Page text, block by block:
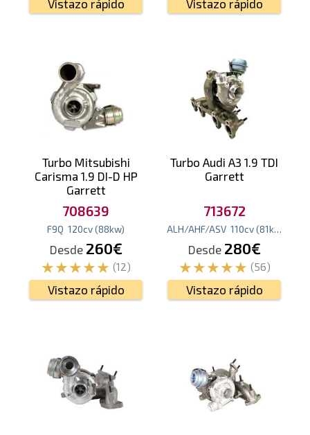
Vistazo rápido Vistazo rápido
Turbo Mitsubishi
Carisma 1.9 DI-D HP
Garrett
708639
F9Q 120cv(88kw)
Desde 260€
(12)
Vistazo rápido
Turbo Audi A3 1.9 TDI
Garrett
713672
ALH/AHF/ASV 110cv(81kw
Desde 280€
(56)
Vistazo rápido